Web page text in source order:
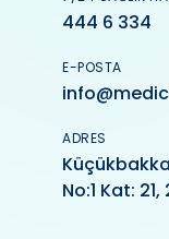
444 6 334
E-POSTA
ADRES
No:1 Kat: 21,